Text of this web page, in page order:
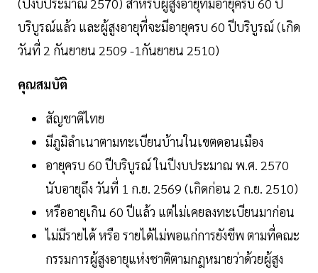
บริบูรณ์แล้ว และผู้สูงอายุที่จะมีอายุครบ 60 ปีบริบูรณ์ (เกิด
วันที่ 2 กันยายน 2509 -1กันยายน 2510)
คุณสมบัติ
สัญชาติไทย
มีภูมิลำเนาตามทะเบียนบ้านในเขตดอนเมือง
อายุครบ 60 ปีบริบูรณ์ ในปีงบประมาณ พ.ศ. 2570
นับอายุถึง วันที่ 1 ก.ย. 2569 (เกิดก่อน 2 ก.ย. 2510)
หรืออายุเกิน 60 ปีแล้ว แต่ไม่เคยลงทะเบียนมาก่อน
ไม่มีรายได้ หรือ รายได้ไม่พอแก่การยังชีพ ตามที่คณะ
กรรมการผู้สูงอายุแห่งชาติตามกฎหมายว่าด้วยผู้สูง